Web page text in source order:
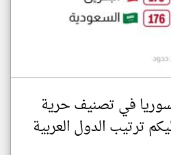
في تصنيف حرية
ترتيب الدول العربية